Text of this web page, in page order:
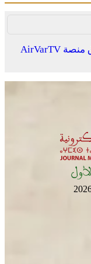
في خطوة تُعد سابقة من نوعها .. إطلاق منصة AirVarTV